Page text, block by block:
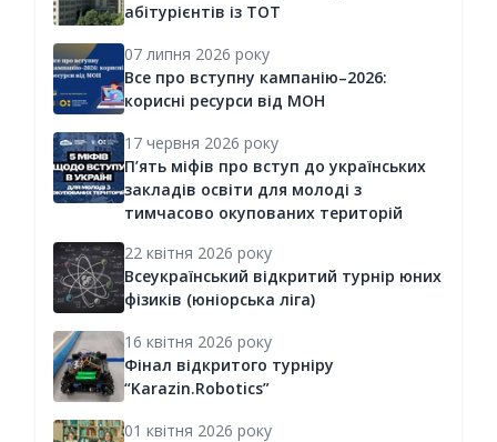
абітурієнтів із ТОТ
07 липня 2026 року
Все про вступну кампанію–2026:
корисні ресурси від МОН
17 червня 2026 року
П’ять міфів про вступ до українських
закладів освіти для молоді з
тимчасово окупованих територій
22 квітня 2026 року
Всеукраїнський відкритий турнір юних
фізиків (юніорська ліга)
16 квітня 2026 року
Фінал відкритого турніру
“Karazin.Robotics”
01 квітня 2026 року